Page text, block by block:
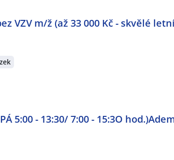
VZV m/ž (až 33 000 Kč - skvělé
5:00 - 13:30/ 7:00 - 15:3O